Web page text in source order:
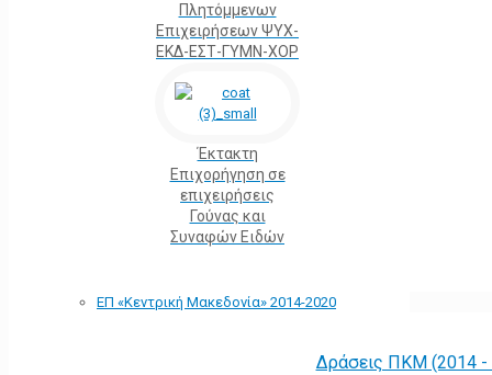
Πλητόμμενων
Επιχειρήσεων ΨΥΧ-
ΕΚΔ-ΕΣΤ-ΓΥΜΝ-ΧΟΡ
Έκτακτη
Επιχορήγηση σε
επιχειρήσεις
Γούνας και
Συναφών Ειδών
ΕΠ «Kεντρική Μακεδονία» 2014-2020
Δράσεις ΠΚΜ (2014 -